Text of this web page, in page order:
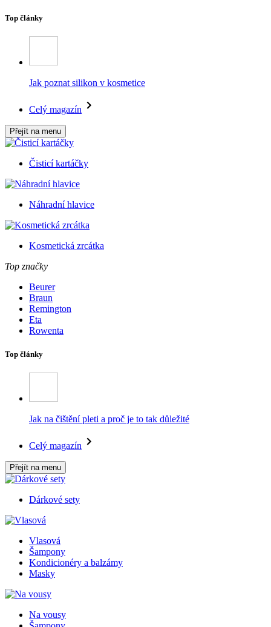
Top články
Jak poznat silikon v kosmetice
Celý magazín
Přejít na menu
Čisticí kartáčky
Náhradní hlavice
Kosmetická zrcátka
Top značky
Beurer
Braun
Remington
Eta
Rowenta
Top články
Jak na čištění pleti a proč je to tak důležité
Celý magazín
Přejít na menu
Dárkové sety
Vlasová
Šampony
Kondicionéry a balzámy
Masky
Na vousy